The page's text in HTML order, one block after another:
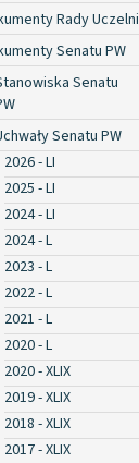
Rady Uczelni
Senatu PW
Senatu
Senatu PW
2026 - LI
2025 - LI
2024 - LI
2024 - L
2023 - L
2022 - L
2021 - L
2020 - L
2020 - XLIX
2019 - XLIX
2018 - XLIX
2017 - XLIX